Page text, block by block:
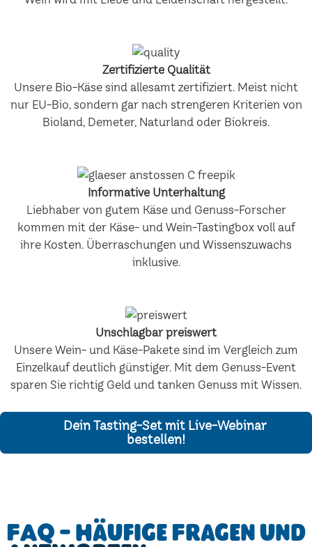
Zertifizierte Qualität
Unsere Bio-Käse sind allesamt zertifiziert. Meist nicht
nur EU-Bio, sondern gar nach strengeren Kriterien von
Bioland, Demeter, Naturland oder Biokreis.
Informative Unterhaltung
Liebhaber von gutem Käse und Genuss-Forscher
kommen mit der Käse- und Wein-Tastingbox voll auf
ihre Kosten. Überraschungen und Wissenszuwachs
inklusive.
Unschlagbar preiswert
Unsere Wein- und Käse-Pakete sind im Vergleich zum
Einzelkauf deutlich günstiger. Mit dem Genuss-Event
sparen Sie richtig Geld und tanken Genuss mit Wissen.
Dein Tasting-Set mit Live-Webinar
bestellen!
FAQ - Häufige Fragen und